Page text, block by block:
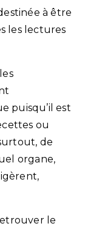
à être
les lectures
puisqu’il est
ou
de
organe,
le